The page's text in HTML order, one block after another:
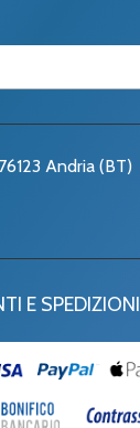
Andria (BT)
E SPEDIZIONI